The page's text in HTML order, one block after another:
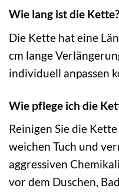
Wie lang ist die Kette?
Die Kette hat eine
cm lange
individuell anpassen
Wie pflege ich die
Reinigen Sie die
weichen Tuch und
aggressiven
vor dem Duschen,